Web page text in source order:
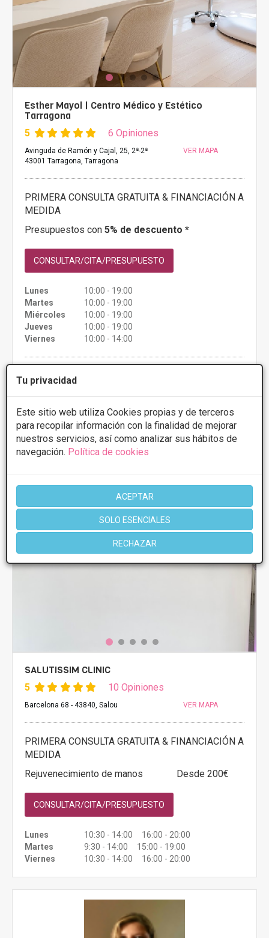
Tu privacidad
Este sitio web utiliza Cookies propias y de terceros
para recopilar información con la finalidad de mejorar
nuestros servicios, así como analizar sus hábitos de
navegación. Política de cookies
ACEPTAR
SOLO ESENCIALES
RECHAZAR
Esther Mayol | Centro Médico y Estético
Tarragona
5 6 Opiniones
Avinguda de Ramón y Cajal, 25, 2ª-2ª
43001 Tarragona, Tarragona
VER MAPA
PRIMERA CONSULTA GRATUITA & FINANCIACIÓN A
MEDIDA
Presupuestos con 5% de descuento *
CONSULTAR/CITA/PRESUPUESTO
Lunes
10:00 - 19:00
Martes
10:00 - 19:00
Miércoles
10:00 - 19:00
Jueves
10:00 - 19:00
Viernes
10:00 - 14:00
Más información
SALUTISSIM CLINIC
5 10 Opiniones
Barcelona 68 - 43840, Salou VER MAPA
PRIMERA CONSULTA GRATUITA & FINANCIACIÓN A
MEDIDA
Rejuvenecimiento de manos
Desde 200€
CONSULTAR/CITA/PRESUPUESTO
Lunes
10:30 - 14:00 16:00 - 20:00
Martes
9:30 - 14:00 15:00 - 19:00
Viernes
10:30 - 14:00 16:00 - 20:00